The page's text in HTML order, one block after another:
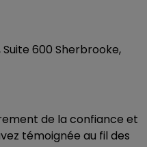
600 Sherbrooke,
de la confiance et
témoignée au fil des